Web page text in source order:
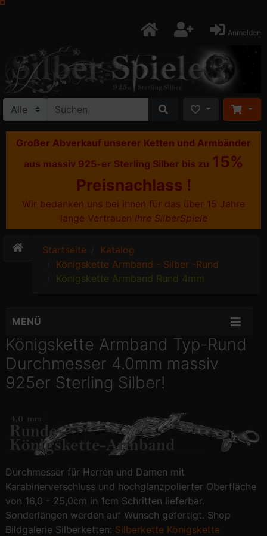
Anmelden
Großer Abverkauf unserer Ketten und Armbänder
aus massiv 925-er Sterling Silber bis zu 15%
Preisnachlass !
Wir bedanken uns bei ihnen für das über 15 Jahre
lange Vertrauen Ihre SilberSpiele
Startseite
Katalog
Königskette Armband - Silber -Rund
Königskette Armband Rund 4mm
MENÜ
Königskette Armband Typ-Rund
Durchmesser 4.0mm massiv
925er Sterling Silber!
Durchmesser für Herren und Damen mit
Karabinerverschluss und hochglanzpolierter Oberfläche
von 16,0 - 25,0cm in 1cm Schritten lieferbar.
Sonderlängen werden auf Wunsch gefertigt. Shop
Bildgalerie Silberketten: Silberkette Königskette